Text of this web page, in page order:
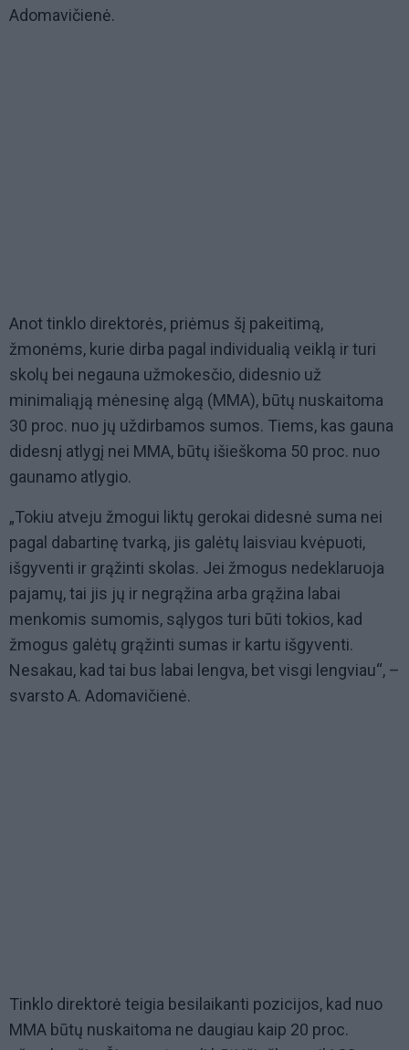
Adomavičienė.
Anot tinklo direktorės, priėmus šį pakeitimą,
žmonėms, kurie dirba pagal individualią veiklą ir turi
skolų bei negauna užmokesčio, didesnio už
minimaliąją mėnesinę algą (MMA), būtų nuskaitoma
30 proc. nuo jų uždirbamos sumos. Tiems, kas gauna
didesnį atlygį nei MMA, būtų išieškoma 50 proc. nuo
gaunamo atlygio.
„Tokiu atveju žmogui liktų gerokai didesnė suma nei
pagal dabartinę tvarką, jis galėtų laisviau kvėpuoti,
išgyventi ir grąžinti skolas. Jei žmogus nedeklaruoja
pajamų, tai jis jų ir negrąžina arba grąžina labai
menkomis sumomis, sąlygos turi būti tokios, kad
žmogus galėtų grąžinti sumas ir kartu išgyventi.
Nesakau, kad tai bus labai lengva, bet visgi lengviau“, –
svarsto A. Adomavičienė.
Tinklo direktorė teigia besilaikanti pozicijos, kad nuo
MMA būtų nuskaitoma ne daugiau kaip 20 proc.